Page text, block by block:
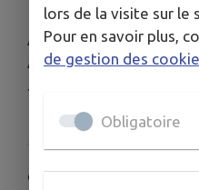
Association loi 1901,
Agréée par Mouvement
COORDONNÉES
lors de la visite sur le
Pour en savoir plus,
de gestion des
Obligatoire